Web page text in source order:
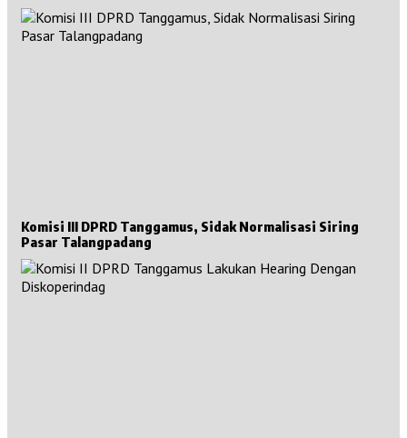
Komisi III DPRD Tanggamus, Sidak Normalisasi Siring
Pasar Talangpadang